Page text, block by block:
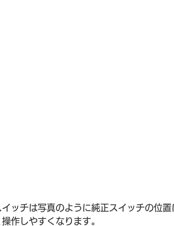
ッチは写真のように純正スイッチの位
作しやすくなります。